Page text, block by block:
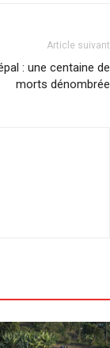
Article suivant
: une centaine de
morts dénombrée